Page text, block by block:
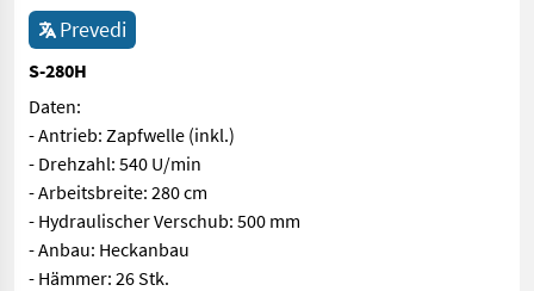
Prevedi
S-280H
Daten:
- Antrieb: Zapfwelle (inkl.)
- Drehzahl: 540 U/min
- Arbeitsbreite: 280 cm
- Hydraulischer Verschub: 500 mm
- Anbau: Heckanbau
- Hämmer: 26 Stk.